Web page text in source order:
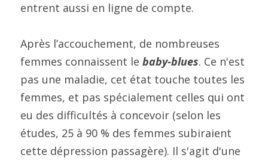
entrent aussi en ligne de compte.
Après l’accouchement, de nombreuses
femmes connaissent le baby-blues. Ce n'est
pas une maladie, cet état touche toutes les
femmes, et pas spécialement celles qui ont
eu des difficultés à concevoir (selon les
études, 25 à 90 % des femmes subiraient
cette dépression passagère). Il s'agit d'une